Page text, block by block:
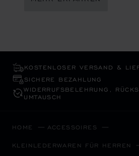
KOSTENLOSER VERSAND &
SICHERE BEZAHLUNG
WIDERRUFS­BELEHRUNG,
UMTAUSCH
HOME ACCESSOIRES
KLEINLEDERWAREN FÜR HERREN